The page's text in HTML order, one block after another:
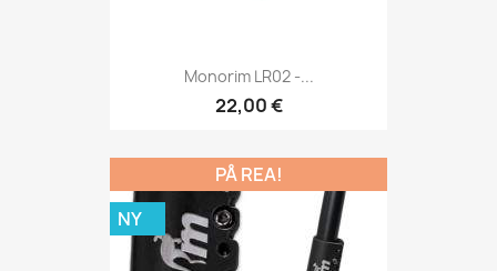
Monorim LR02 -...
22,00 €
PÅ REA!
NY